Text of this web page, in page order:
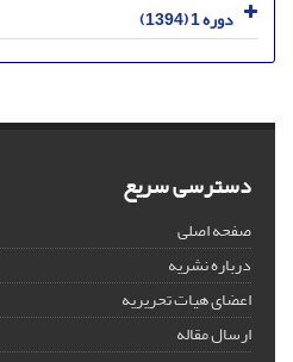
دوره 1 (1394)
دسترسی سریع
صفحه اصلی
درباره نشریه
اعضای هیات تحریریه
ارسال مقاله